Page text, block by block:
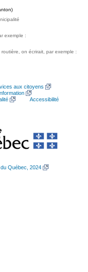
exemple :
on écrirait, par exemple :
aux citoyens
Accessibilité
Québec, 2024